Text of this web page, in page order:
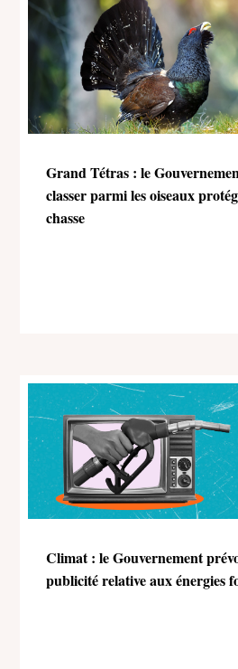
Grand Tétras : le
classer parmi les oiseaux
chasse
Climat : le Gouvernement
publicité relative aux énergies